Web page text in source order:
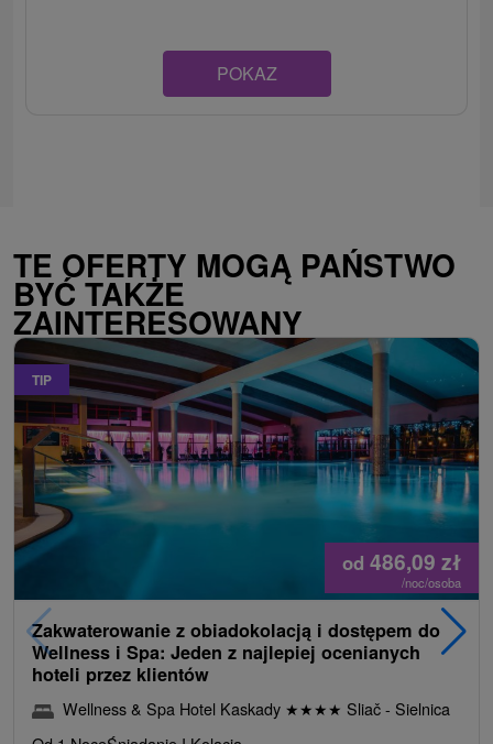
POKAZ
TE OFERTY MOGĄ PAŃSTWO
BYĆ TAKŻE
ZAINTERESOWANY
TIP
od 486,09 zł
/noc/osoba
Zakwaterowanie z obiadokolacją i dostępem do
Wellness i Spa: Jeden z najlepiej ocenianych
hoteli przez klientów
Wellness & Spa Hotel Kaskady ★★★★ Sliač - Sielnica